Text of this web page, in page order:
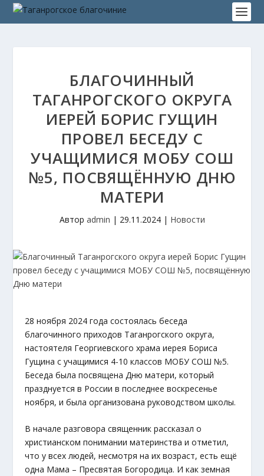
БЛАГОЧИННЫЙ
ТАГАНРОГСКОГО ОКРУГА
ИЕРЕЙ БОРИС ГУЩИН
ПРОВЕЛ БЕСЕДУ С
УЧАЩИМИСЯ МОБУ СОШ
№5, ПОСВЯЩЁННУЮ ДНЮ
МАТЕРИ
Автор admin | 29.11.2024| Новости
28 ноября 2024 года состоялась беседа
благочинного приходов Таганрогского округа,
настоятеля Георгиевского храма иерея Бориса
Гущина с учащимися 4-10 классов МОБУ СОШ №5.
Беседа была посвящена Дню матери, который
празднуется в России в последнее воскресенье
ноября, и была организована руководством школы.
В начале разговора священник рассказал о
христианском понимании материнства и отметил,
что у всех людей, несмотря на их возраст, есть ещё
одна Мама – Пресвятая Богородица. И как земная